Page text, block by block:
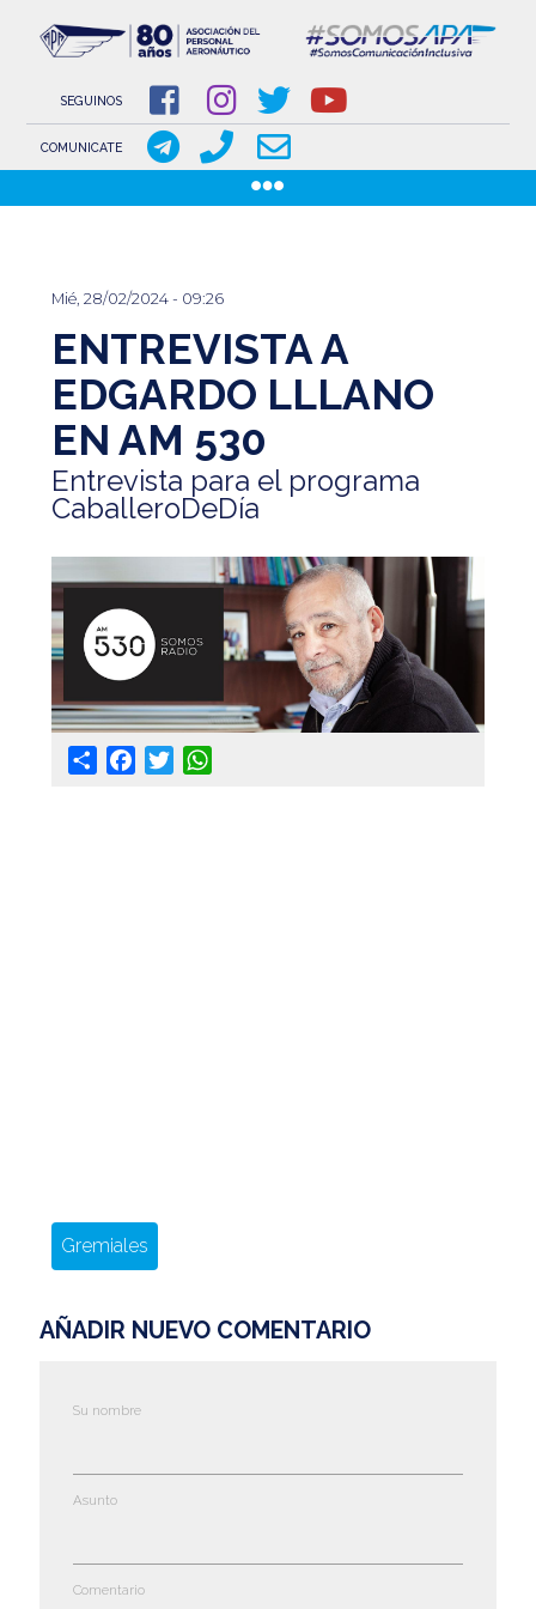
principal
SEGUINOS
COMUNICATE
Mié, 28/02/2024 - 09:26
ENTREVISTA A
EDGARDO LLLANO
EN AM 530
Entrevista para el programa
CaballeroDeDía
Share Facebook
Twitter
Gremiales
AÑADIR NUEVO COMENTARIO
Su nombre
Asunto
Comentario
NOVEDADES
NOTICIAS
COMUNICACIONES
COMUNICACIONES DE LOS GREMIOS AERONÁUTICOS
INSTITUCIONAL
SOBRE APA
COMISIÓN DIRECTIVA
www.aeronauticosapa.org.ar
Apa Aeronauticos
t.me/canal_APA
(011) 4823 0294
@apa_oficial
info@apaeronauticos.org.ar
OTRAS SECCIONES